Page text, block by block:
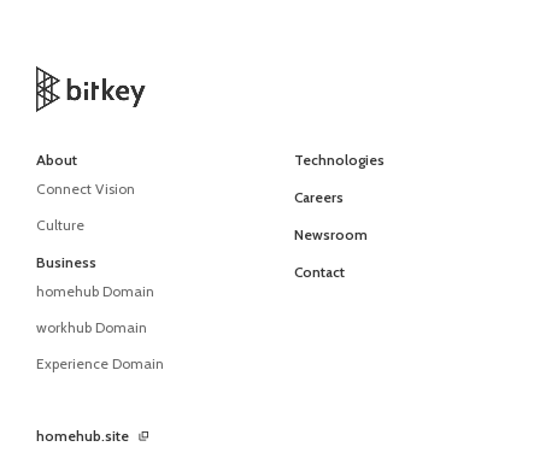
About
Connect Vision
Culture
Business
homehub Domain
workhub Domain
Experience Domain
Technologies
Careers
Newsroom
Contact
homehub.site